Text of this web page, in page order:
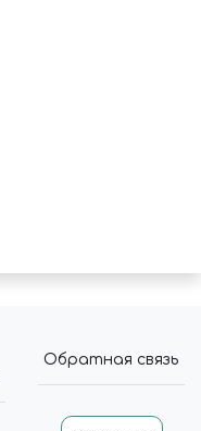
Обратная связь